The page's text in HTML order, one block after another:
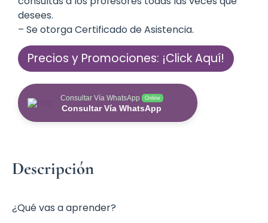
desees.
– Se otorga Certificado de Asistencia.
Precios y Promociones: ¡Click Aquí!
Consultar Vía WhatsApp Online
Consultar Vía WhatsApp
Descripción
¿Qué vas a aprender?